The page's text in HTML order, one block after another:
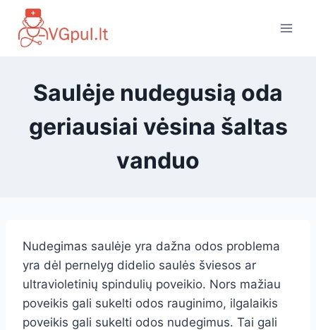
content
Saulėje nudegusią oda
geriausiai vėsina šaltas
vanduo
Nudegimas saulėje yra dažna odos problema
yra dėl pernelyg didelio saulės šviesos ar
ultravioletinių spindulių poveikio. Nors mažiau
poveikis gali sukelti odos rauginimo, ilgalaikis
poveikis gali sukelti odos nudegimus. Tai gali